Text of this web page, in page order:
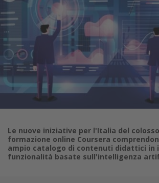
Le nuove iniziative per l'Italia del
formazione online Coursera
ampio catalogo di contenuti didattici in
funzionalità basate sull'intelligenza